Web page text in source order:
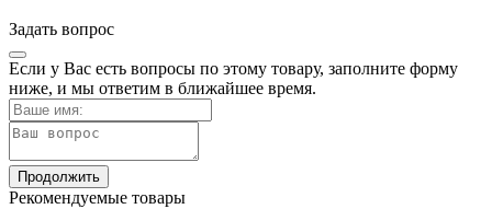
Задать вопрос
Если у Вас есть вопросы по этому товару, заполните форму
ниже, и мы ответим в ближайшее время.
Продолжить
Рекомендуемые товары